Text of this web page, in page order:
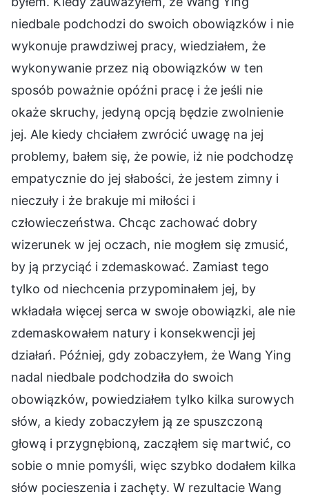
niedbale podchodzi do swoich obowiązków i nie
wykonuje prawdziwej pracy, wiedziałem, że
wykonywanie przez nią obowiązków w ten
sposób poważnie opóźni pracę i że jeśli nie
okaże skruchy, jedyną opcją będzie zwolnienie
jej. Ale kiedy chciałem zwrócić uwagę na jej
problemy, bałem się, że powie, iż nie podchodzę
empatycznie do jej słabości, że jestem zimny i
nieczuły i że brakuje mi miłości i
człowieczeństwa. Chcąc zachować dobry
wizerunek w jej oczach, nie mogłem się zmusić,
by ją przyciąć i zdemaskować. Zamiast tego
tylko od niechcenia przypominałem jej, by
wkładała więcej serca w swoje obowiązki, ale nie
zdemaskowałem natury i konsekwencji jej
działań. Później, gdy zobaczyłem, że Wang Ying
nadal niedbale podchodziła do swoich
obowiązków, powiedziałem tylko kilka surowych
słów, a kiedy zobaczyłem ją ze spuszczoną
głową i przygnębioną, zacząłem się martwić, co
sobie o mnie pomyśli, więc szybko dodałem kilka
słów pocieszenia i zachęty. W rezultacie Wang